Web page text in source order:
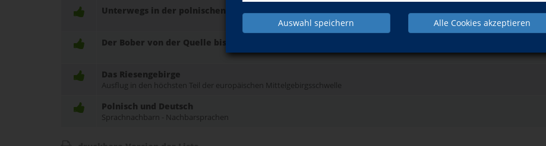
Auswahl speichern Alle Cookies akzeptieren
Unterwegs in der polnischen Woiwodschaft Ermland-Masuren
Der Bober von der Quelle bis Löwenberg
Das Riesengebirge
Ausflug in den höchsten Teil der europäischen Mittelgebirgsschwelle
Polnisch und Deutsch
Sprachnachbarn - Nachbarsprachen